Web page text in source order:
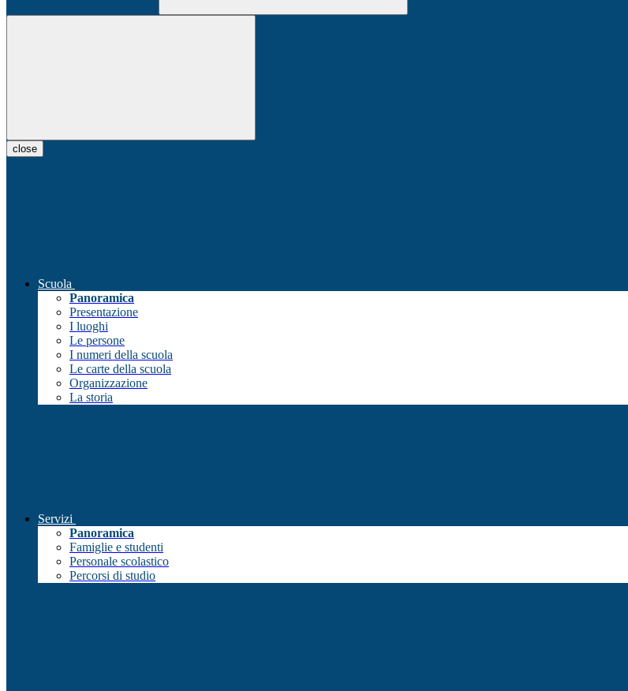
close
Scuola
Panoramica
Presentazione
I luoghi
Le persone
I numeri della scuola
Le carte della scuola
Organizzazione
La storia
Servizi
Panoramica
Famiglie e studenti
Personale scolastico
Percorsi di studio